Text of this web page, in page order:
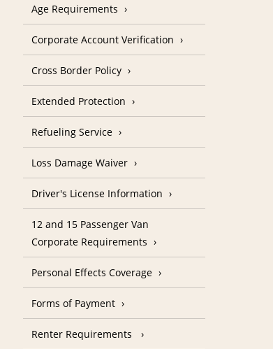
Age Requirements
Corporate Account Verification
Cross Border Policy
Extended Protection
Refueling Service
Loss Damage Waiver
Driver's License Information
12 and 15 Passenger Van
Corporate Requirements
Personal Effects Coverage
Forms of Payment
Renter Requirements